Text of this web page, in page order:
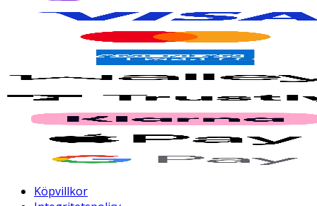
Köpvillkor